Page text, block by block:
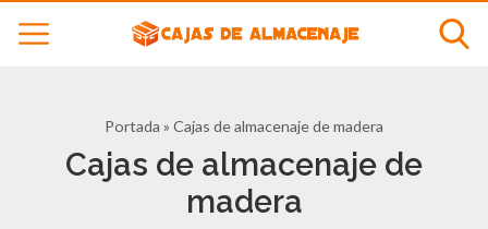
Portada » Cajas de almacenaje de madera
Cajas de almacenaje de
madera